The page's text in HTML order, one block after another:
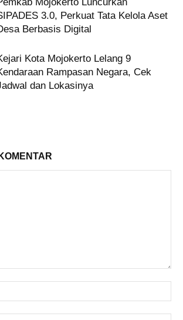
3.0, Perkuat Tata Kelola Aset
Berbasis Digital
Kota Mojokerto Lelang 9
Rampasan Negara, Cek
dan Lokasinya